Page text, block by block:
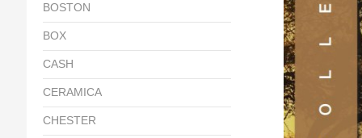
BOSTON
BOX
CASH
CERAMICA
CHESTER